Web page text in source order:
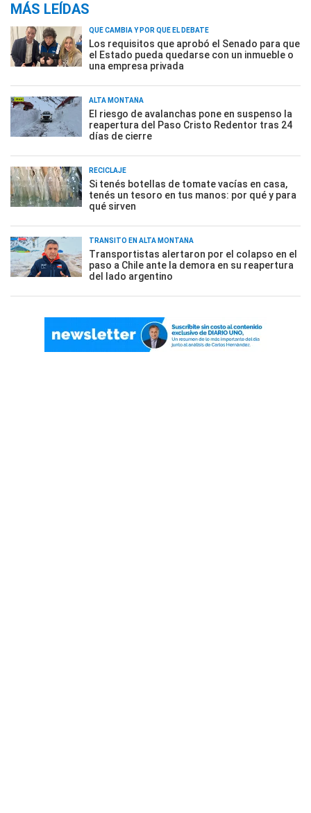
MÁS LEÍDAS
QUÉ CAMBIA Y POR QUÉ EL DEBATE
Los requisitos que aprobó el Senado para que
el Estado pueda quedarse con un inmueble o
una empresa privada
ALTA MONTAÑA
El riesgo de avalanchas pone en suspenso la
reapertura del Paso Cristo Redentor tras 24
días de cierre
RECICLAJE
Si tenés botellas de tomate vacías en casa,
tenés un tesoro en tus manos: por qué y para
qué sirven
TRÁNSITO EN ALTA MONTAÑA
Transportistas alertaron por el colapso en el
paso a Chile ante la demora en su reapertura
del lado argentino